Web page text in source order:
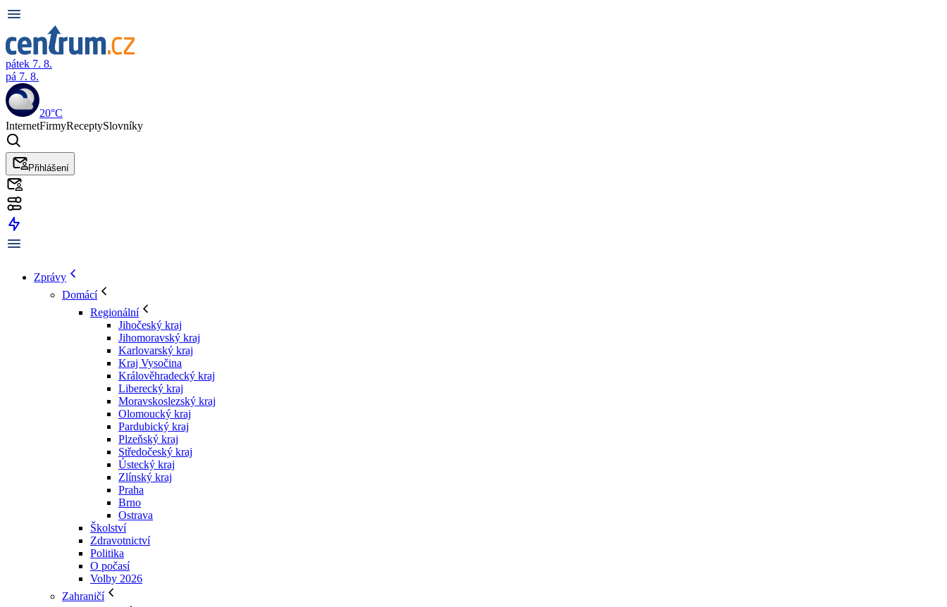
pátek 7. 8.
pá 7. 8.
20°C
InternetFirmyReceptySlovníky
Přihlášení
Zprávy
Domácí
Regionální
Jihočeský kraj
Jihomoravský kraj
Karlovarský kraj
Kraj Vysočina
Králověhradecký kraj
Liberecký kraj
Moravskoslezský kraj
Olomoucký kraj
Pardubický kraj
Plzeňský kraj
Středočeský kraj
Ústecký kraj
Zlínský kraj
Praha
Brno
Ostrava
Školství
Zdravotnictví
Politika
O počasí
Volby 2026
Zahraničí